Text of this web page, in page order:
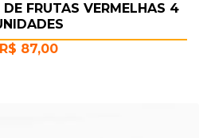
DE FRUTAS VERMELHAS 4
R$ 87,00